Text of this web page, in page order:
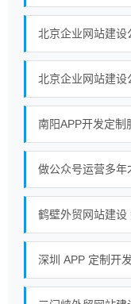
北京企业网站建
北京企业网站建设
南阳APP开发定制
鹤壁外贸网站建设
深圳 APP 定制开